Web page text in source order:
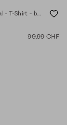
Jersey Modal - T-Shirt - black
99,99 CHF